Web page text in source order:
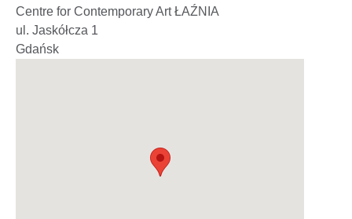
Centre for Contemporary Art ŁAŹNIA
ul. Jaskółcza 1
Gdańsk